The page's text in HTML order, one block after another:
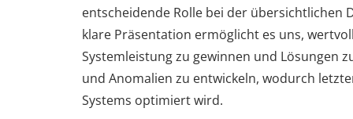
entscheidende Rolle bei der übersichtlichen
klare Präsentation ermöglicht es uns,
Systemleistung zu gewinnen und Lösungen
und Anomalien zu entwickeln, wodurch
Systems optimiert wird.